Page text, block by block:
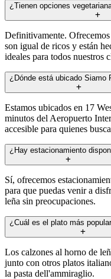
¿Tienen opciones
Definitivamente.
son igual de ricos y están
ideales para todos nuestros
¿Dónde está ubicado Siamo
Estamos ubicados en 17
minutos del Aeropuerto
accesible para quienes
¿Hay estacionamiento
Sí, ofrecemos
para que puedas venir a
leña sin preocupaciones.
¿Cuál es el plato más
Los calzones al horno de
junto con otros platos
la pasta dell'ammiraglio.